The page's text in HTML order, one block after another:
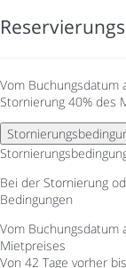
Vom Buchungsdatum
Stornierung 40% des
Bei der Stornierung
Bedingungen
Vom Buchungsdatum
Mietpreises
Von 42 Tage vorher